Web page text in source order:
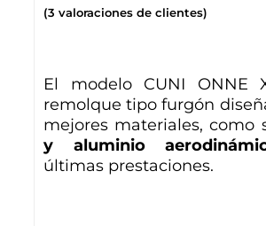
(3 valoraciones de clientes)
El modelo CUNI ONNE
remolque tipo furgón
mejores materiales, como
y aluminio
últimas prestaciones.